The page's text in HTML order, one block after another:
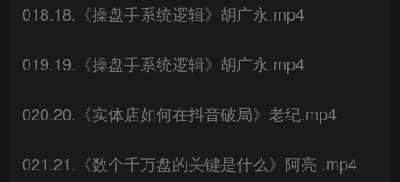
018.18.《操盘手系统逻辑》胡广永.mp4
019.19.《操盘手系统逻辑》胡广永.mp4
020.20.《实体店如何在抖音破局》老纪.mp4
021.21.《数个千万盘的关键是什么》阿亮 .mp4